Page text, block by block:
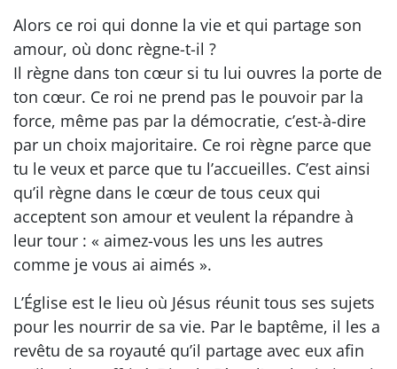
Alors ce roi qui donne la vie et qui partage son
amour, où donc règne-t-il ?
Il règne dans ton cœur si tu lui ouvres la porte de
ton cœur. Ce roi ne prend pas le pouvoir par la
force, même pas par la démocratie, c’est-à-dire
par un choix majoritaire. Ce roi règne parce que
tu le veux et parce que tu l’accueilles. C’est ainsi
qu’il règne dans le cœur de tous ceux qui
acceptent son amour et veulent la répandre à
leur tour : « aimez-vous les uns les autres
comme je vous ai aimés ».
L’Église est le lieu où Jésus réunit tous ses sujets
pour les nourrir de sa vie. Par le baptême, il les a
revêtu de sa royauté qu’il partage avec eux afin